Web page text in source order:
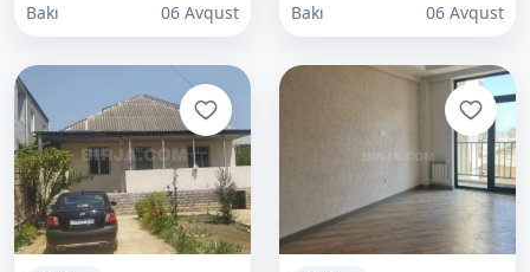
Bakı 06 Avqust Bakı 06 Avqust